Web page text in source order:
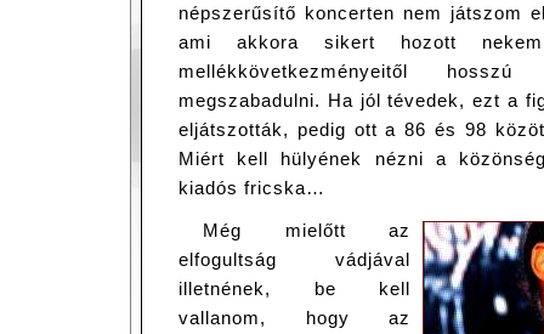
népszerűsítő koncerten nem játszom
ami akkora sikert hozott
mellékkövetkezményeitől
megszabadulni. Ha jól tévedek, ezt a
eljátszották, pedig ott a 86 és 98
Miért kell hülyének nézni a
kiadós fricska…
Még mielőtt az
elfogultság vádjával
illetnének, be kell
vallanom, hogy az